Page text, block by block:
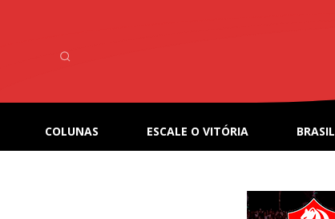
COLUNAS ESCALE O VITÓRIA